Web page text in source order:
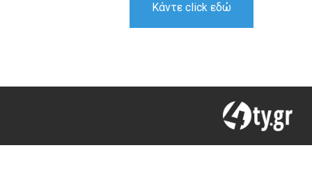
Κάντε click εδώ